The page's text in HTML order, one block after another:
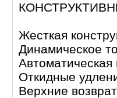
Жесткая
Динамическое
Откидные
Верхние